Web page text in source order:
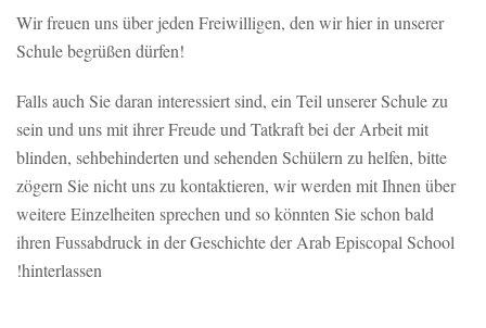
Wir freuen uns über jeden Freiwilligen, den wir hier in unserer
Schule begrüßen dürfen!
Falls auch Sie daran interessiert sind, ein Teil unserer Schule zu
sein und uns mit ihrer Freude und Tatkraft bei der Arbeit mit
blinden, sehbehinderten und sehenden Schülern zu helfen, bitte
zögern Sie nicht uns zu kontaktieren, wir werden mit Ihnen über
weitere Einzelheiten sprechen und so könnten Sie schon bald
ihren Fussabdruck in der Geschichte der Arab Episcopal School
!hinterlassen